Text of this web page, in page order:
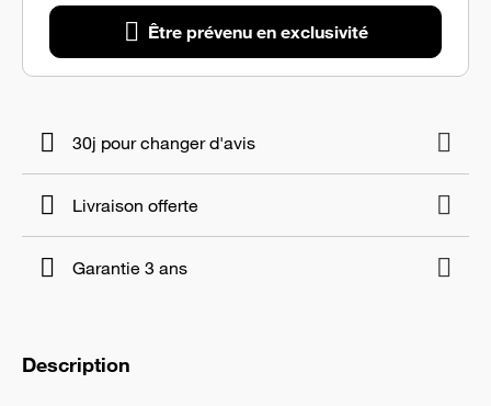
Être prévenu en exclusivité
30j pour changer d'avis
Livraison offerte
Garantie 3 ans
Description